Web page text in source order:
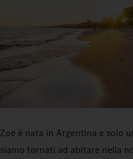
Zoe è nata in Argentina e solo
siamo tornati ad abitare nella